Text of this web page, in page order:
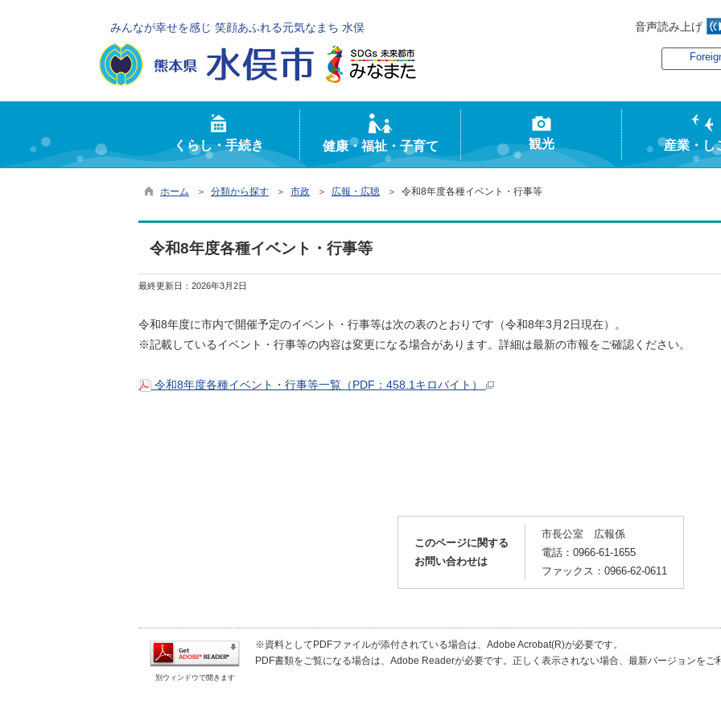
みんなが幸せを感じ 笑顔あふれる元気なまち 水俣 音声読み上げ
くらし・手続き 健康・福祉・子育て 観光 産業・し
ホーム ＞ 分類から探す ＞ 市政 ＞ 広報・広聴 ＞ 令和8年度各種イベント・行事等
令和8年度各種イベント・行事等
最終更新日： 2026年3月2日
令和8年度に市内で開催予定のイベント・行事等は次の表のとおりです（令和8年3月2日現在）。
※記載しているイベント・行事等の内容は変更になる場合があります。詳細は最新の市報をご確認ください。
令和8年度各種イベント・行事等一覧（PDF：458.1キロバイト）
このページに関する
お問い合わせは
市長公室 広報係
電話：0966-61-1655
ファックス：0966-62-0611
別ウィンドウで開きます
※資料としてPDFファイルが添付されている場合は、Adobe Acrobat(R)が必要です。
PDF書類をご覧になる場合は、Adobe Readerが必要です。正しく表示されない場合、最新バージョンをご